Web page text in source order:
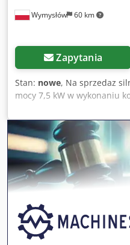
Wymysłów 60 km
Zapytania
Stan: nowe, Na sprzedaz
mocy 7,5 kW w wykonaniu
Hjrf Silnik pochodzi z
byl uzywany. Widoczne
wyrazna rdza na obudowie
Idealny do zastosowan
wentylatorow, maszyn i
techniczne: Moc 7,5 kW
Napiece 380–420 V
kg Wykonanie kolnierzowe
okolo 300 mm Srednica
lezal magazynowy Nigdy